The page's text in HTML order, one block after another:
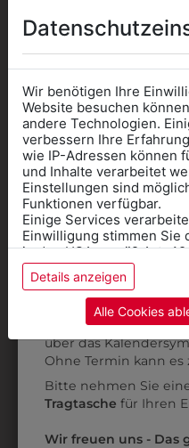
AUCH
31325666111
KOLLEKTION:
€ 134,90
Wir benötigen Ihre
Website besuchen
andere Technologien.
verbessern Ihre
wie IP-Adressen können
und Inhalte verarbeitet
Einstellungen sind
Funktionen verfügbar.
Einige Services
Einwilligung stimmen Sie
in den USA gemäß Art. 49
stuft die USA als Land
ein, und es besteht das
Daten ohne
Datenschutzerklärung
Details anzeigen
Alle Cookies
Kleidung
für die
benötigen
Online Shop: Klick auf
Kategorie und die
AnprobeVorort im
über das
Ohne Termin kann
Bitte nehmen Sie
Tragtasche für Ihren
Wir freuen uns - Das